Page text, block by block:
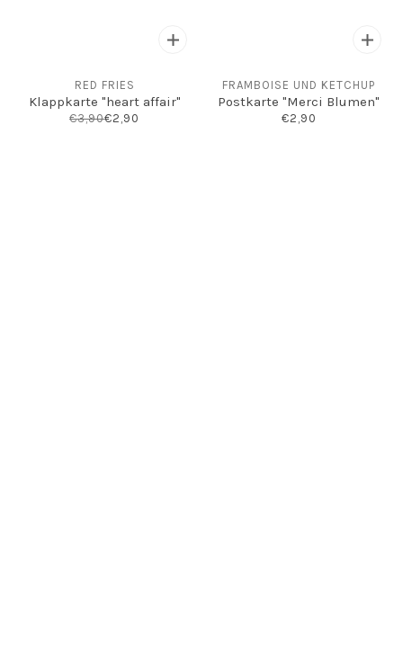
RED FRIES
Klappkarte "heart affair"
€3,90€2,90
FRAMBOISE UND KETCHUP
Postkarte "Merci Blumen"
€2,90